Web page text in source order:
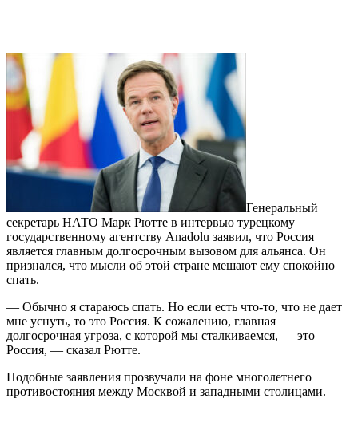
Генеральный
секретарь НАТО Марк Рютте в интервью турецкому
государственному агентству Anadolu заявил, что Россия
является главным долгосрочным вызовом для альянса. Он
признался, что мысли об этой стране мешают ему спокойно
спать.
— Обычно я стараюсь спать. Но если есть что-то, что не дает
мне уснуть, то это Россия. К сожалению, главная
долгосрочная угроза, с которой мы сталкиваемся, — это
Россия, — сказал Рютте.
Подобные заявления прозвучали на фоне многолетнего
противостояния между Москвой и западными столицами.